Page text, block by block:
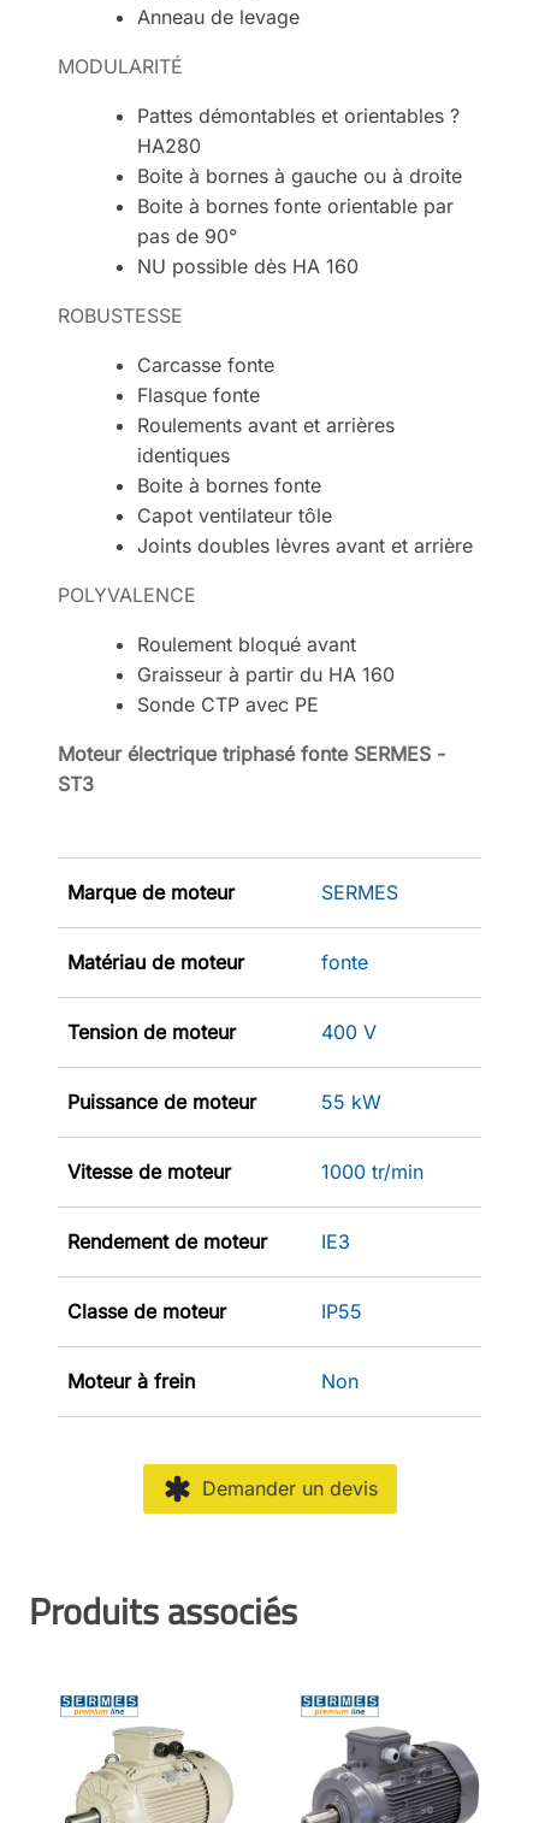
Anneau de levage
MODULARITÉ
Pattes démontables et orientables ?
HA280
Boite à bornes à gauche ou à droite
Boite à bornes fonte orientable par
pas de 90°
NU possible dès HA 160
ROBUSTESSE
Carcasse fonte
Flasque fonte
Roulements avant et arrières
identiques
Boite à bornes fonte
Capot ventilateur tôle
Joints doubles lèvres avant et arrière
POLYVALENCE
Roulement bloqué avant
Graisseur à partir du HA 160
Sonde CTP avec PE
Moteur électrique triphasé fonte SERMES -
ST3
Marque de moteur SERMES
Matériau de moteur fonte
Tension de moteur 400 V
Puissance de moteur 55 kW
Vitesse de moteur 1000 tr/min
Rendement de moteur IE3
Classe de moteur IP55
Moteur à frein Non
Demander un devis
Produits associés